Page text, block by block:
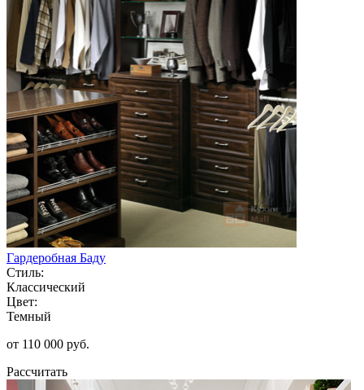
Гардеробная Баду
Стиль:
Классический
Цвет:
Темный
от 110 000 руб.
Рассчитать